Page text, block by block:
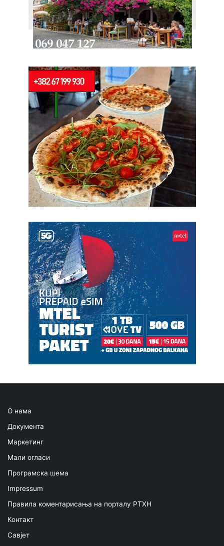
О нама
Документа
Маркетинг
Мали огласи
Програмска шема
Impressum
Правила коментарисања на порталу РТХН
Контакт
Савјет